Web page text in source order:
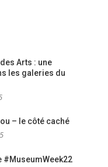
Arts : une
les galeries du
– le côté caché
#MuseumWeek22